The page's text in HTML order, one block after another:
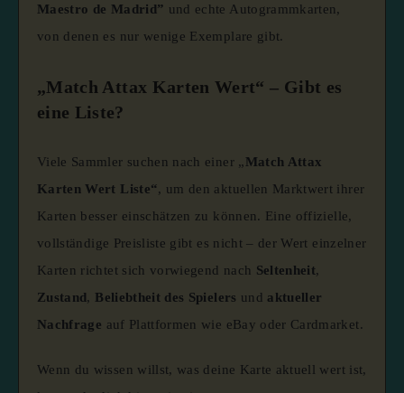
Maestro de Madrid” und echte Autogrammkarten,
von denen es nur wenige Exemplare gibt.
„Match Attax Karten Wert“ – Gibt es
eine Liste?
Viele Sammler suchen nach einer „Match Attax
Karten Wert Liste“, um den aktuellen Marktwert ihrer
Karten besser einschätzen zu können. Eine offizielle,
vollständige Preisliste gibt es nicht – der Wert einzelner
Karten richtet sich vorwiegend nach Seltenheit,
Zustand, Beliebtheit des Spielers und aktueller
Nachfrage auf Plattformen wie eBay oder Cardmarket.
Wenn du wissen willst, was deine Karte aktuell wert ist,